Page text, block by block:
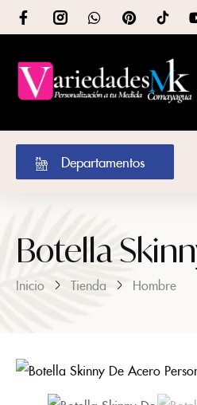
Departamentos
Botella
Inicio Tienda Hombre